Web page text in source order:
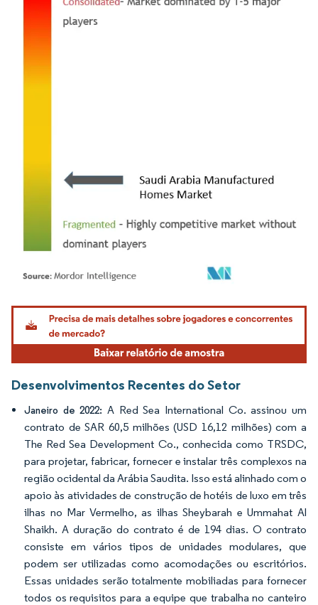
Imagem © Mordor Intelligence. O reuso requer atribuição conforme CC BY 4.0.
Desenvolvimentos Recentes do Setor
Janeiro de 2022: A Red Sea International Co. assinou um
contrato de SAR 60,5 milhões (USD 16,12 milhões) com a
The Red Sea Development Co., conhecida como TRSDC,
para projetar, fabricar, fornecer e instalar três complexos na
região ocidental da Arábia Saudita. Isso está alinhado com o
apoio às atividades de construção de hotéis de luxo em três
ilhas no Mar Vermelho, as ilhas Sheybarah e Ummahat Al
Shaikh. A duração do contrato é de 194 dias. O contrato
consiste em vários tipos de unidades modulares, que
podem ser utilizadas como acomodações ou escritórios.
Essas unidades serão totalmente mobiliadas para fornecer
todos os requisitos para a equipe que trabalha no canteiro